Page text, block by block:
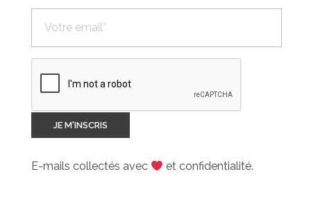
E-mails collectés avec et confidentialité.